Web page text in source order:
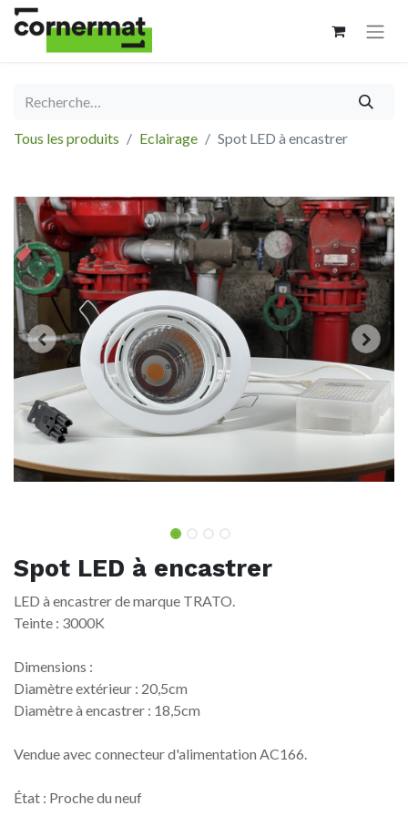
Tous les produits Eclairage Spot LED à encastrer
Spot LED à encastrer
LED à encastrer de marque TRATO.
Teinte : 3000K
Dimensions :
Diamètre extérieur : 20,5cm
Diamètre à encastrer : 18,5cm
Vendue avec connecteur d'alimentation AC166.
État : Proche du neuf